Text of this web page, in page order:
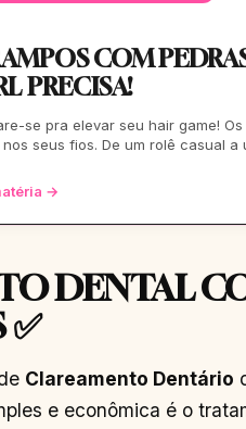
COM
PRECISA!
se pra elevar seu hair game!
seus fios. De um rolê casual a
→
DENTAL
✅
Clareamento Dentário
e econômica é o